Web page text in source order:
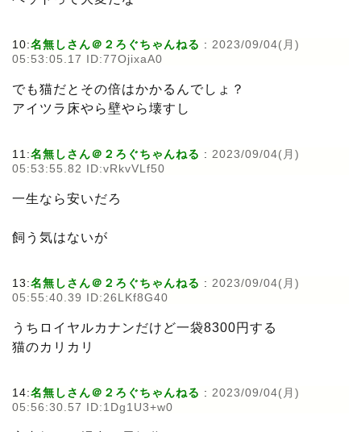
10:名無しさん＠２ろぐちゃんねる : 2023/09/04(月)
05:53:05.17 ID:77OjixaA0
でも猫だとその倍はかかるんでしょ？
アイツラ床やら壁やら壊すし
11:名無しさん＠２ろぐちゃんねる : 2023/09/04(月)
05:53:55.82 ID:vRkvVLf50
一生なら安いだろ
飼う気はないが
13:名無しさん＠２ろぐちゃんねる : 2023/09/04(月)
05:55:40.39 ID:26LKf8G40
うちロイヤルカナンだけど一袋8300円する
猫のカリカリ
14:名無しさん＠２ろぐちゃんねる : 2023/09/04(月)
05:56:30.57 ID:1Dg1U3+w0